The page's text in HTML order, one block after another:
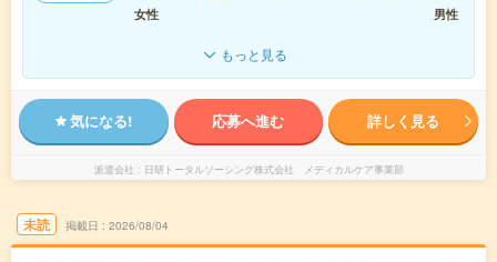
女性
男性
もっと見る
気になる! 応募へ進む 詳しく見る
派遣会社 日研トータルソーシング株式会社 メディカルケア事業部
未読 掲載日 2026/08/04